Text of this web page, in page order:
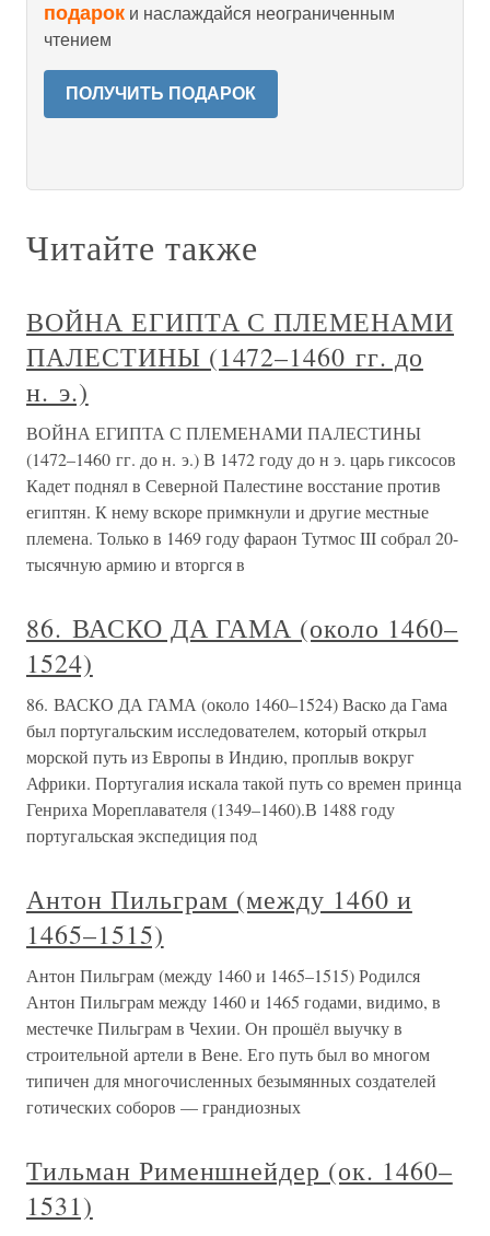
подарок и наслаждайся неограниченным
чтением
ПОЛУЧИТЬ ПОДАРОК
Читайте также
ВОЙНА ЕГИПТА С ПЛЕМЕНАМИ
ПАЛЕСТИНЫ (1472–1460 гг. до
н. э.)
ВОЙНА ЕГИПТА С ПЛЕМЕНАМИ ПАЛЕСТИНЫ
(1472–1460 гг. до н. э.) В 1472 году до н э. царь гиксосов
Кадет поднял в Северной Палестине восстание против
египтян. К нему вскоре примкнули и другие местные
племена. Только в 1469 году фараон Тутмос III собрал 20-
тысячную армию и вторгся в
86. ВАСКО ДА ГАМА (около 1460–
1524)
86. ВАСКО ДА ГАМА (около 1460–1524) Васко да Гама
был португальским исследователем, который открыл
морской путь из Европы в Индию, проплыв вокруг
Африки. Португалия искала такой путь со времен принца
Генриха Мореплавателя (1349–1460).В 1488 году
португальская экспедиция под
Антон Пильграм (между 1460 и
1465–1515)
Антон Пильграм (между 1460 и 1465–1515) Родился
Антон Пильграм между 1460 и 1465 годами, видимо, в
местечке Пильграм в Чехии. Он прошёл выучку в
строительной артели в Вене. Его путь был во многом
типичен для многочисленных безымянных создателей
готических соборов — грандиозных
Тильман Рименшнейдер (ок. 1460–
1531)